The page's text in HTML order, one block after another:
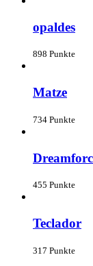
opaldes
898 Punkte
Matze
734 Punkte
455 Punkte
Teclador
317 Punkte